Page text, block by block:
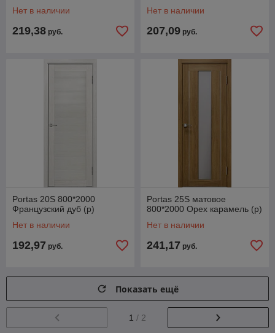
Нет в наличии
219,38 руб.
Нет в наличии
207,09 руб.
Portas 20S 800*2000
Французский дуб (р)
Нет в наличии
192,97 руб.
Portas 25S матовое
800*2000 Орех карамель (р)
Нет в наличии
241,17 руб.
Показать ещё
1 / 2